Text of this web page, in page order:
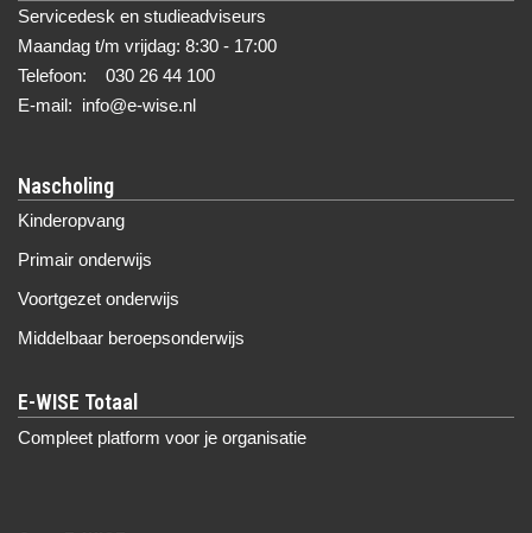
Servicedesk en studieadviseurs
Maandag t/m vrijdag: 8:30 - 17:00
Telefoon: 030 26 44 100
E-mail: info@e-wise.nl
Nascholing
Kinderopvang
Primair onderwijs
Voortgezet onderwijs
Middelbaar beroepsonderwijs
Compleet platform voor je organisatie